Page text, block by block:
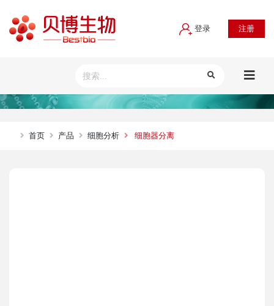
登录 注册
首页 产品 细胞分析 细胞器分离